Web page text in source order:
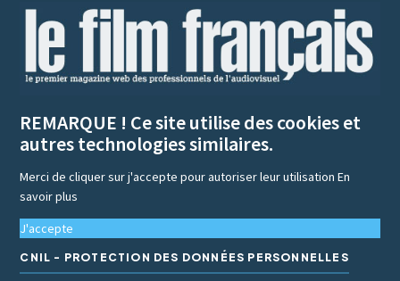
REMARQUE ! Ce site utilise des cookies et
autres technologies similaires.
Merci de cliquer sur j'accepte pour autoriser leur utilisationEn
savoir plus
J'accepte
CNIL - PROTECTION DES DONNÉES PERSONNELLES